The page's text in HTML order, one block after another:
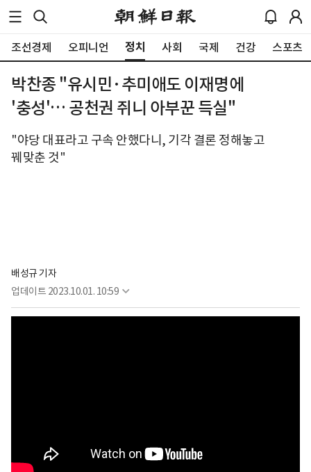
조선경제 오피니언 정치 사회 국제 건강 스포츠
박찬종 "유시민·추미애도 이재명에
'충성'… 공천권 쥐니 아부꾼 득실"
"야당 대표라고 구속 안했다니, 기각 결론 정해놓고
꿰맞춘 것"
배성규 기자
업데이트 2023.10.01. 10:59